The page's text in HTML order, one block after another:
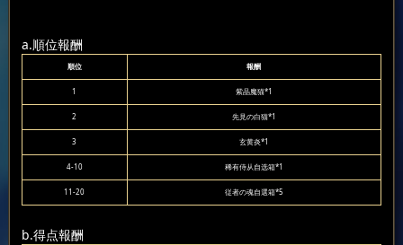
a.順位報酬
順位 報酬
1 紫晶魔猫*1
2 先見の白猫*1
3 玄黄炎*1
4-10 稀有侍从自选箱*1
11-20 従者の魂自選箱*5
b.得点報酬